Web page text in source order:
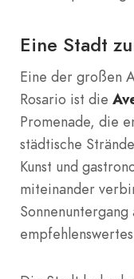
Eine Stadt
Eine der großen
Rosario ist die
Promenade, die
städtische
Kunst und
miteinander